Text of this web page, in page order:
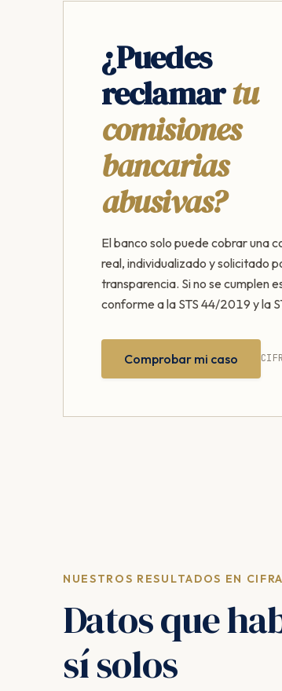
¿Puedes
reclamartu
comisiones
bancarias
abusivas?
El banco solo puede cobrar una
real, individualizado y solicitado
transparencia. Si no se cumplen
conforme a la STS 44/2019 y la
Comprobar mi caso
NUESTROS RESULTADOS EN
Datos que
sí solos